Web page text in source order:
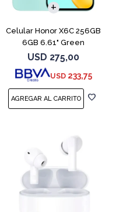
Celular Honor X6C 256GB
6GB 6.61" Green
USD 275,00
USD 233,75